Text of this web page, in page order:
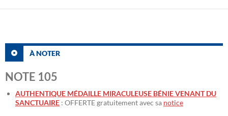
À NOTER
NOTE 105
AUTHENTIQUE MÉDAILLE MIRACULEUSE BÉNIE VENANT DU
SANCTUAIRE : OFFERTE gratuitement avec sa notice